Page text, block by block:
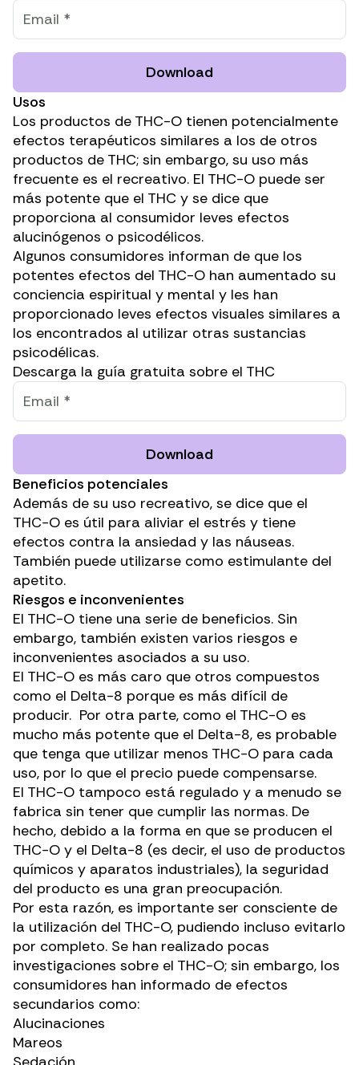
Download
Usos
Los productos de THC-O tienen potencialmente
efectos terapéuticos similares a los de otros
productos de THC; sin embargo, su uso más
frecuente es el recreativo. El THC-O puede ser
más potente que el THC y se dice que
proporciona al consumidor leves efectos
alucinógenos o psicodélicos.
Algunos consumidores informan de que los
potentes efectos del THC-O han aumentado su
conciencia espiritual y mental y les han
proporcionado leves efectos visuales similares a
los encontrados al utilizar otras sustancias
psicodélicas.
Descarga la guía gratuita sobre el THC
Download
Beneficios potenciales
Además de su uso recreativo, se dice que el
THC-O es útil para aliviar el estrés y tiene
efectos contra la ansiedad y las náuseas.
También puede utilizarse como estimulante del
apetito.
Riesgos e inconvenientes
El THC-O tiene una serie de beneficios. Sin
embargo, también existen varios riesgos e
inconvenientes asociados a su uso.
El THC-O es más caro que otros compuestos
como el Delta-8 porque es más difícil de
producir. Por otra parte, como el THC-O es
mucho más potente que el Delta-8, es probable
que tenga que utilizar menos THC-O para cada
uso, por lo que el precio puede compensarse.
El THC-O tampoco está regulado y a menudo se
fabrica sin tener que cumplir las normas. De
hecho, debido a la forma en que se producen el
THC-O y el Delta-8 (es decir, el uso de productos
químicos y aparatos industriales), la seguridad
del producto es una gran preocupación.
Por esta razón, es importante ser consciente de
la utilización del THC-O, pudiendo incluso evitarlo
por completo. Se han realizado pocas
investigaciones sobre el THC-O; sin embargo, los
consumidores han informado de efectos
secundarios como:
Alucinaciones
Mareos